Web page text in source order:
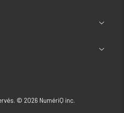
© 2026 NumériQ inc.